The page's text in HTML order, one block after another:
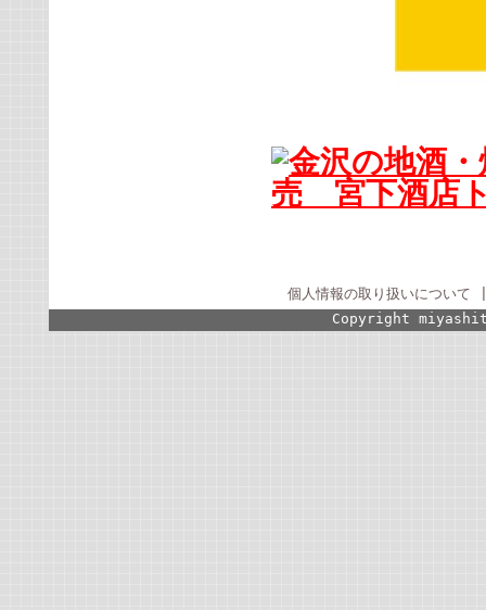
個人情報の取り扱いについて
Copyright